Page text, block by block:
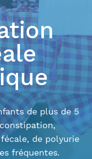
de plus de 5
de polyurie
fréquentes.